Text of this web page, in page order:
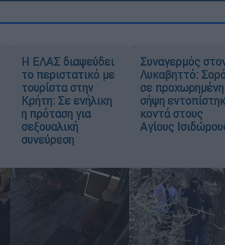
Η ΕΛΑΣ διαψεύδει
το περιστατικό με
τουρίστα στην
Κρήτη: Σε ενήλικη
η πρόταση για
σεξουαλική
συνεύρεση
Συναγερμός
Λυκαβηττό:
σε προχωρημένη
σήψη
κοντά στους
Αγίους